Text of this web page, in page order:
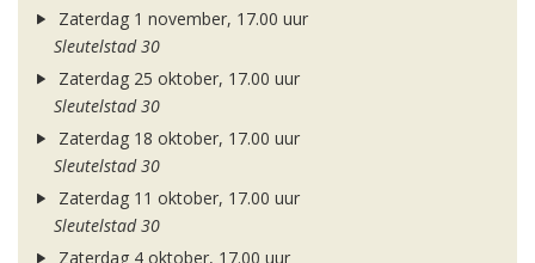
Zaterdag 1 november, 17.00 uur
Sleutelstad 30
Zaterdag 25 oktober, 17.00 uur
Sleutelstad 30
Zaterdag 18 oktober, 17.00 uur
Sleutelstad 30
Zaterdag 11 oktober, 17.00 uur
Sleutelstad 30
Zaterdag 4 oktober, 17.00 uur